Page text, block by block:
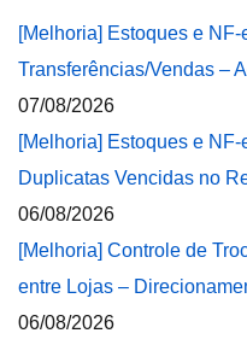
[Melhoria] Estoques e
Transferências/Vendas –
07/08/2026
[Melhoria] Estoques e
Duplicatas Vencidas no
06/08/2026
[Melhoria] Controle de
entre Lojas –
06/08/2026